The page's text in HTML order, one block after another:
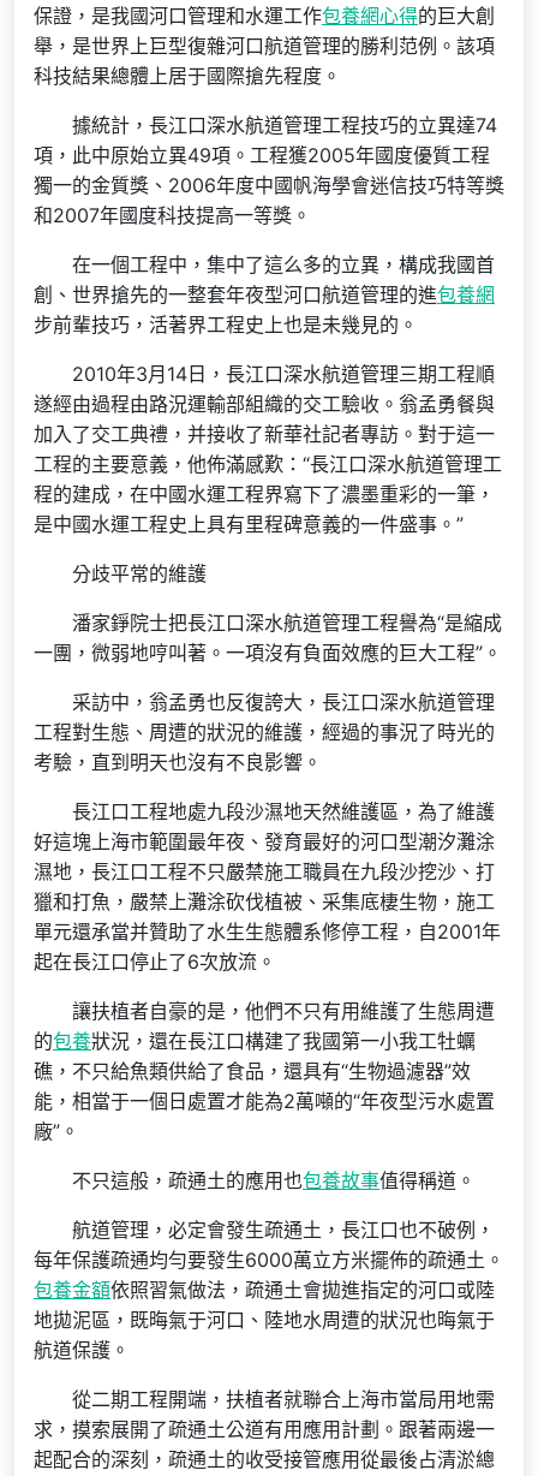
保證，是我國河口管理和水運工作包養網心得的巨大創
舉，是世界上巨型復雜河口航道管理的勝利范例。該項
科技結果總體上居于國際搶先程度。
據統計，長江口深水航道管理工程技巧的立異達74
項，此中原始立異49項。工程獲2005年國度優質工程
獨一的金質獎、2006年度中國帆海學會迷信技巧特等獎
和2007年國度科技提高一等獎。
在一個工程中，集中了這么多的立異，構成我國首
創、世界搶先的一整套年夜型河口航道管理的進包養網
步前輩技巧，活著界工程史上也是未幾見的。
2010年3月14日，長江口深水航道管理三期工程順
遂經由過程由路況運輸部組織的交工驗收。翁孟勇餐與
加入了交工典禮，并接收了新華社記者專訪。對于這一
工程的主要意義，他佈滿感歎：“長江口深水航道管理工
程的建成，在中國水運工程界寫下了濃墨重彩的一筆，
是中國水運工程史上具有里程碑意義的一件盛事。”
分歧平常的維護
潘家錚院士把長江口深水航道管理工程譽為“是縮成
一團，微弱地哼叫著。一項沒有負面效應的巨大工程”。
采訪中，翁孟勇也反復誇大，長江口深水航道管理
工程對生態、周遭的狀況的維護，經過的事況了時光的
考驗，直到明天也沒有不良影響。
長江口工程地處九段沙濕地天然維護區，為了維護
好這塊上海市範圍最年夜、發育最好的河口型潮汐灘涂
濕地，長江口工程不只嚴禁施工職員在九段沙挖沙、打
獵和打魚，嚴禁上灘涂砍伐植被、采集底棲生物，施工
單元還承當并贊助了水生生態體系修停工程，自2001年
起在長江口停止了6次放流。
讓扶植者自豪的是，他們不只有用維護了生態周遭
的包養狀況，還在長江口構建了我國第一小我工牡蠣
礁，不只給魚類供給了食品，還具有“生物過濾器”效
能，相當于一個日處置才能為2萬噸的“年夜型污水處置
廠”。
不只這般，疏通土的應用也包養故事值得稱道。
航道管理，必定會發生疏通土，長江口也不破例，
每年保護疏通均勻要發生6000萬立方米擺佈的疏通土。
包養金額依照習氣做法，疏通土會拋進指定的河口或陸
地拋泥區，既晦氣于河口、陸地水周遭的狀況也晦氣于
航道保護。
從二期工程開端，扶植者就聯合上海市當局用地需
求，摸索展開了疏通土公道有用應用計劃。跟著兩邊一
起配合的深刻，疏通土的收受接管應用從最後占清淤總